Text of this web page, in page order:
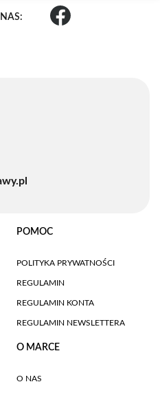
POMOC
POLITYKA PRYWATNOŚCI
REGULAMIN
REGULAMIN KONTA
REGULAMIN NEWSLETTERA
O MARCE
O NAS